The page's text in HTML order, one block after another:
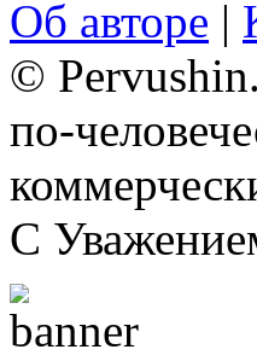
Об авторе |
©
по-
С